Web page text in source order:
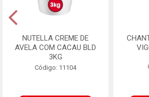
NUTELLA CREME DE
AVELA COM CACAU BLD
3KG
Código: 11104